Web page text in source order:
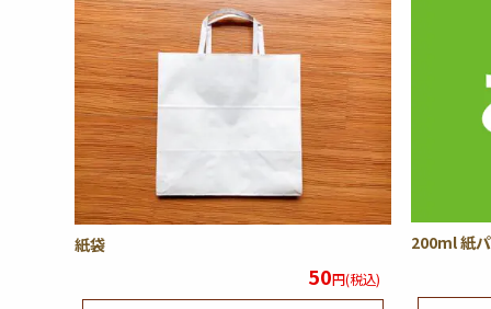
紙袋
50円(税込)
200ml 紙